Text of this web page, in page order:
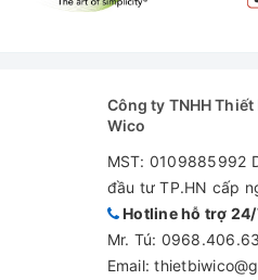
Công ty TNHH
Wico
MST: 0109885992
đầu tư TP.HN cấp
Hotline hỗ trợ
Mr. Tú:
Email: